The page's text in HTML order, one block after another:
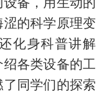
的科学原理变
化身科普讲解
各类设备的工
同学们的探索